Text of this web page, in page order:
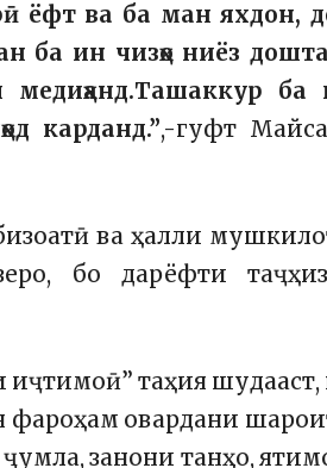
ёфт ва ба ман яхдон,
ба ин чизҳо ниёз
ба
карданд.”,-гуфт
ва ҳалли
бо дарёфти
иҷтимоӣ” таҳия шудааст,
фароҳам овардани
занони танҳо,